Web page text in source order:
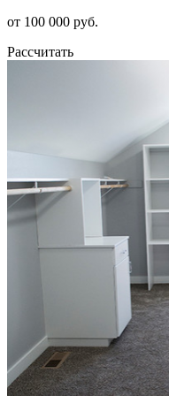
от 100 000 руб.
Рассчитать